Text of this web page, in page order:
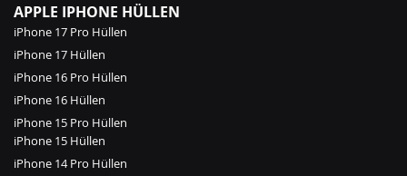
APPLE IPHONE HÜLLEN
iPhone 17 Pro Hüllen
iPhone 17 Hüllen
iPhone 16 Pro Hüllen
iPhone 16 Hüllen
iPhone 15 Pro Hüllen
iPhone 15 Hüllen
iPhone 14 Pro Hüllen